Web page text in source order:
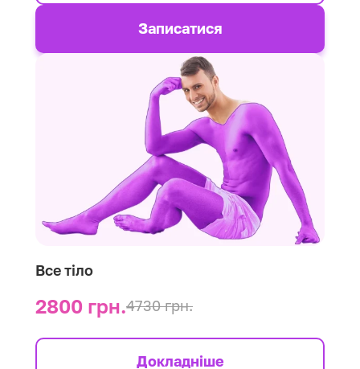
Записатися
Все тіло
2800 грн.4730 грн.
Докладніше